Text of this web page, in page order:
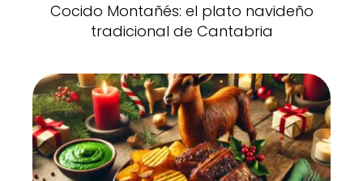
Cocido Montañés: el plato navideño
tradicional de Cantabria